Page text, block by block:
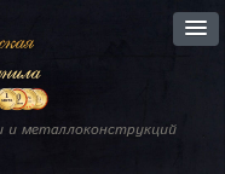
и металлоконструкций